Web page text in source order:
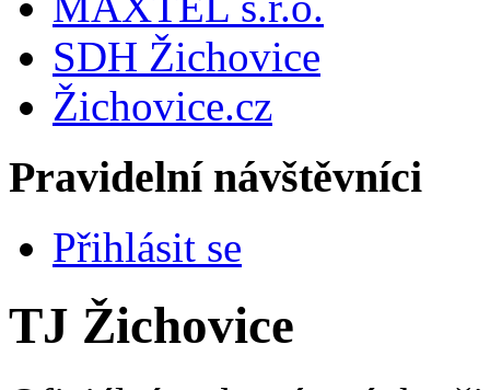
SDH Žichovice
Žichovice.cz
Pravidelní návštěvníci
Přihlásit se
TJ Žichovice